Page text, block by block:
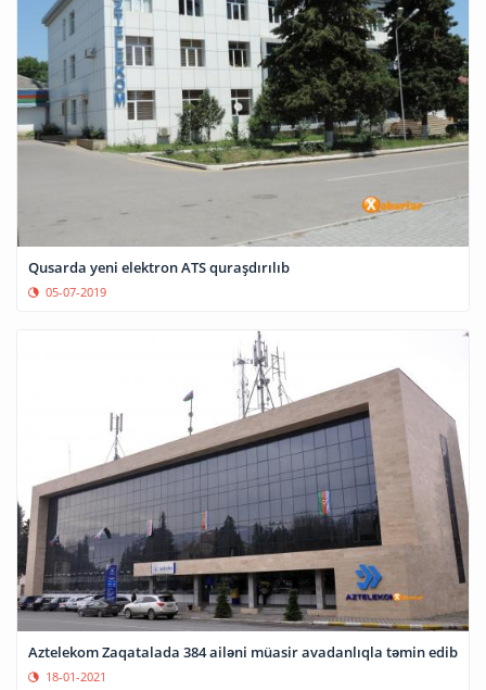
Qusarda yeni elektron ATS quraşdırılıb
05-07-2019
Aztelekom Zaqatalada 384 ailəni müasir avadanlıqla təmin edib
18-01-2021